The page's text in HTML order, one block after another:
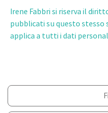
Irene Fabbri si riserva il
pubblicati su questo stesso
applica a tutti i dati